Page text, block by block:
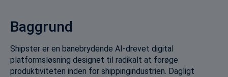
Baggrund
Shipster er en banebrydende AI-drevet digital
platformsløsning designet til radikalt at forøge
produktiviteten inden for shippingindustrien. Dagligt